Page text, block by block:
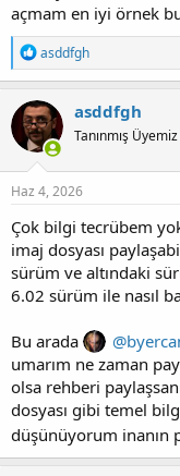
açmam en iyi örnek
T
e
p
k
i
l
e
r
:
asddfgh
asddfgh
Tanınmış Üyemiz
Haz 4, 2026
Çok bilgi tecrübem
imaj dosyası
sürüm ve altındaki
6.02 sürüm ile nasıl
Bu arada
umarım ne zaman
olsa rehberi
dosyası gibi temel
düşünüyorum inanın